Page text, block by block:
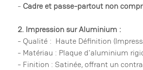
- Cadre et passe-partout non
2. Impression sur Aluminium :
- Qualité : Haute Définition
- Matériau : Plaque d'aluminium
- Finition : Satinée, offrant un